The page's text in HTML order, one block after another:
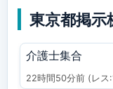
東京都掲示
介護士集合
22時間50分前 (レス